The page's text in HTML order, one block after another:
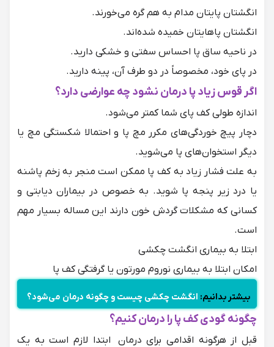
انگشتان پایتان مدام به هم گره می‌خورند.
انگشتان پاهایتان خمیده شده‌اند.
در ناحیه ساق پا ا‌حساس سفتی و خشکی دارید.
در پای خود، مخصوصاً در دو طرف آن، پینه دارید.
اگر قوس زیاد پا درمان نشود چه عوارضی دارد؟
اندازه طولی کف پای شما کمتر می‌شود.
دچار پیچ خوردگی‌های مکرر مچ پا و احتمالا شکستگی‌ مچ یا
دیگر استخوان‌های پا می‌شوید.
به علت فشار زیاد به کف پا ممکن است منجر به زخم پاشنه
یا درد زیر پنجه پا شوید. به خصوص در بیماران دیابتی و
کسانی که مشکلات گردش خون دارند این مساله بسیار مهم
است.
ابتلا به بیماری انگشت چکشی
امکان ابتلا به بیماری نوروم مورتون یا گرفتگی کف پا
بیشتر بدانیم: انگشت چکشی چیست و چگونه درمان می‌شود؟
چگونه گودی کف پا را درمان کنیم؟
قبل از هرگونه اقدامی برای درمان ابتدا لازم است به یک